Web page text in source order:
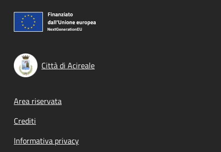
Città di Acireale
Footer menu
Area riservata
Crediti
Informativa privacy